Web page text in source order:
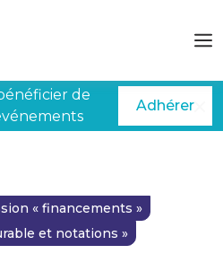
de
Adhérer
« financements »
et notations »